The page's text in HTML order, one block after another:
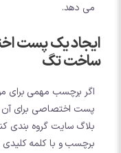
می دهد.
ایجاد یک پست
ساخت تگ
اگر برچسب مهمی برای
پست اختصاصی برای آن
بلاگ سایت گروه
برچسب و با کلمه کلیدی